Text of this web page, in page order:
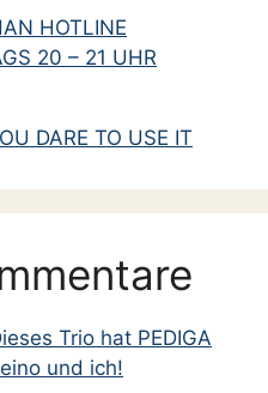
HOTLINE
20 – 21 UHR
DARE TO USE IT
Trio hat PEDIGA
und ich!